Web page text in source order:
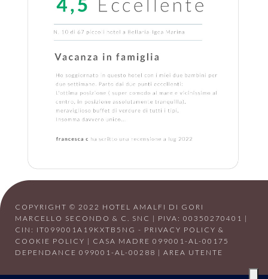
COPYRIGHT © 2022 HOTEL AMALFI DI GORI
MARCELLO SECONDO & C. SNC | PIVA: 00350270401 |
CIN: IT099001A19KXTB5NG - PRIVACY POLICY &
COOKIE POLICY | CASA MADRE 099001-AL-00175
DEPENDANCE 099001-AL-00288 | AREA UTENTE